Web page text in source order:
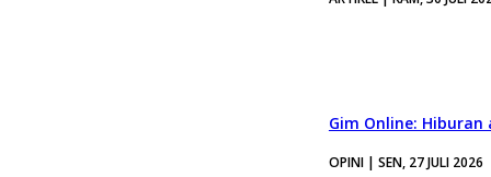
Gim Online:
OPINI | SEN, 27 JULI 2026